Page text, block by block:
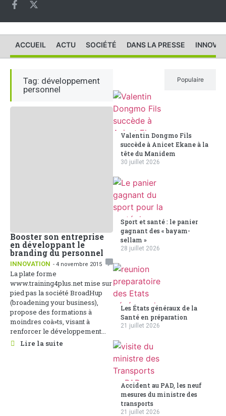
ACCUEIL ACTU SOCIÉTÉ DANS LA PRESSE
Tag: développement
personnel
Booster son entreprise
en développant le
branding du personnel
INNOVATION - 4 novembre 2015
La plate forme
www.training4plus.net mise sur
pied pas la société BroadHup
(broadening your business),
propose des formations à
moindres coà»ts, visant à
renforcer le développement...
Lire la suite
Populaire
Valentin Dongmo Fils
succède à Anicet Ekane à la
tête du Manidem
30 juillet 2026
Sport et santé : le panier
gagnant des « bayam-
sellam »
28 juillet 2026
Les États généraux de la
Santé en préparation
21 juillet 2026
Accident au PAD, les neuf
mesures du ministre des
transports
21 juillet 2026